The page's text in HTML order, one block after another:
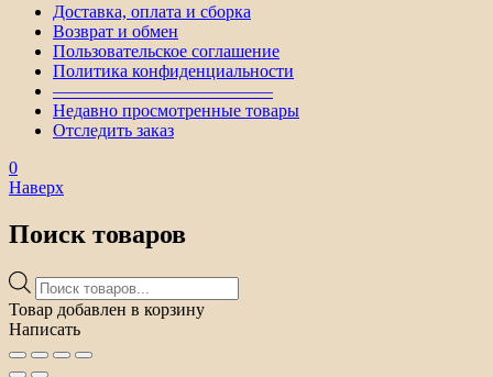
Доставка, оплата и сборка
Возврат и обмен
Пользовательское соглашение
Политика конфиденциальности
————————————–
Недавно просмотренные товары
Отследить заказ
0
Наверх
Поиск товаров
Поиск
товаров
Товар добавлен в корзину
Написать